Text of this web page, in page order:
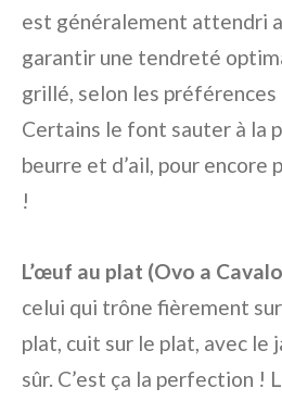
est généralement attendri
garantir une tendreté
grillé, selon les
Certains le font sauter à la
beurre et d’ail, pour encore
!
L’œuf au plat (Ovo a
celui qui trône fièrement
plat, cuit sur le plat, avec le
sûr. C’est ça la perfection !